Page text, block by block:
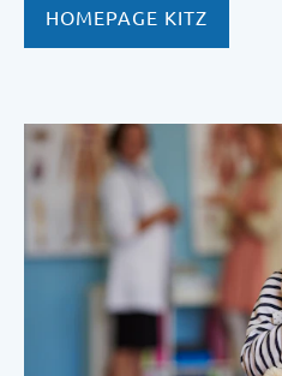
HOMEPAGE KITZ